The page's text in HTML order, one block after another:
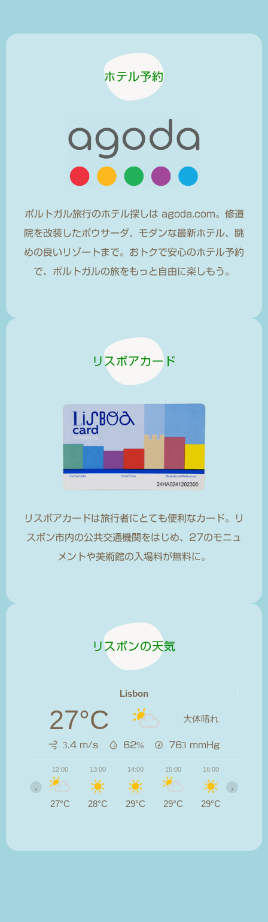
ホテル予約
ポルトガル旅行のホテル探しは agoda.com。修道
院を改装したポウサーダ、モダンな最新ホテル、眺
めの良いリゾートまで。おトクで安心のホテル予約
で、ポルトガルの旅をもっと自由に楽しもう。
リスボアカード
リスボアカードは旅行者にとても便利なカード。リ
スボン市内の公共交通機関をはじめ、27のモニュ
メントや美術館の入場料が無料に。
リスボンの天気
Lisbon
27°C 大体晴れ
3.4 m/s 62% 763 mmHg
12:00
27°C
13:00
28°C
14:00
29°C
15:00
29°C
16:00
29°C
‹ ›